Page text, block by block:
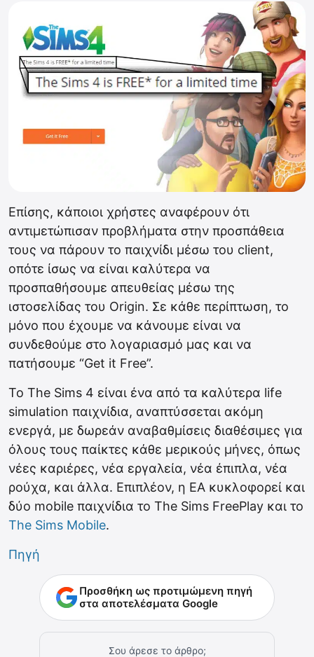
Επίσης, κάποιοι χρήστες αναφέρουν ότι
αντιμετώπισαν προβλήματα στην προσπάθεια
τους να πάρουν το παιχνίδι μέσω του client,
οπότε ίσως να είναι καλύτερα να
προσπαθήσουμε απευθείας μέσω της
ιστοσελίδας του Origin. Σε κάθε περίπτωση, το
μόνο που έχουμε να κάνουμε είναι να
συνδεθούμε στο λογαριασμό μας και να
πατήσουμε “Get it Free”.
Το The Sims 4 είναι ένα από τα καλύτερα life
simulation παιχνίδια, αναπτύσσεται ακόμη
ενεργά, με δωρεάν αναβαθμίσεις διαθέσιμες για
όλους τους παίκτες κάθε μερικούς μήνες, όπως
νέες καριέρες, νέα εργαλεία, νέα έπιπλα, νέα
ρούχα, και άλλα. Επιπλέον, η EA κυκλοφορεί και
δύο mobile παιχνίδια το The Sims FreePlay και το
The Sims Mobile.
Πηγή
Προσθήκη ως προτιμώμενη πηγή
στα αποτελέσματα Google
Σου άρεσε το άρθρο;